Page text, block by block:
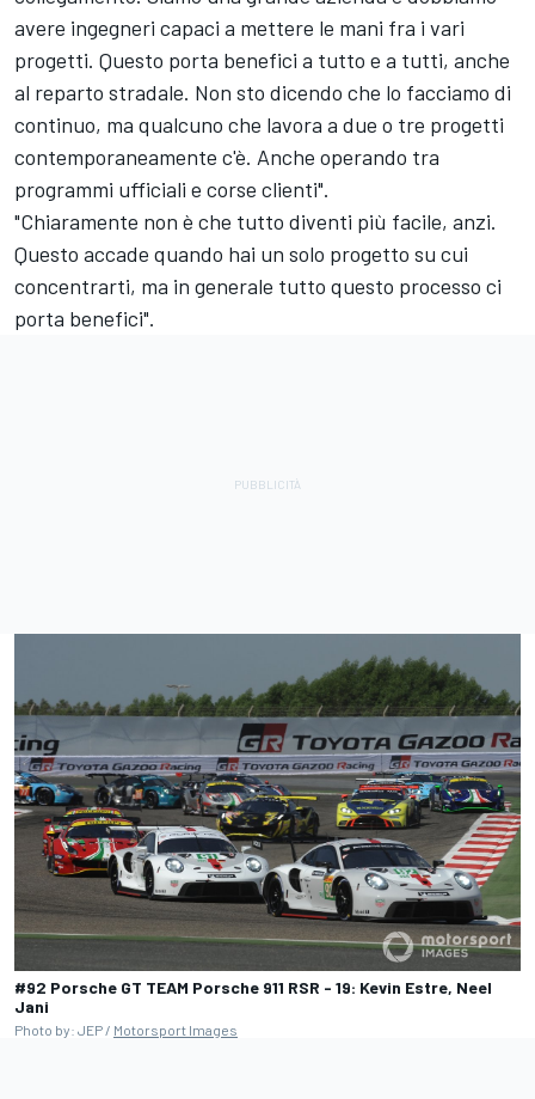
avere ingegneri capaci a mettere le mani fra i vari
progetti. Questo porta benefici a tutto e a tutti, anche
al reparto stradale. Non sto dicendo che lo facciamo di
continuo, ma qualcuno che lavora a due o tre progetti
contemporaneamente c'è. Anche operando tra
programmi ufficiali e corse clienti".
"Chiaramente non è che tutto diventi più facile, anzi.
Questo accade quando hai un solo progetto su cui
concentrarti, ma in generale tutto questo processo ci
porta benefici".
#92 Porsche GT TEAM Porsche 911 RSR - 19: Kevin Estre, Neel
Jani
Photo by: JEP / Motorsport Images